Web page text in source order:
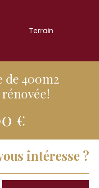
Terrain
de 400m2
€
intéresse ?